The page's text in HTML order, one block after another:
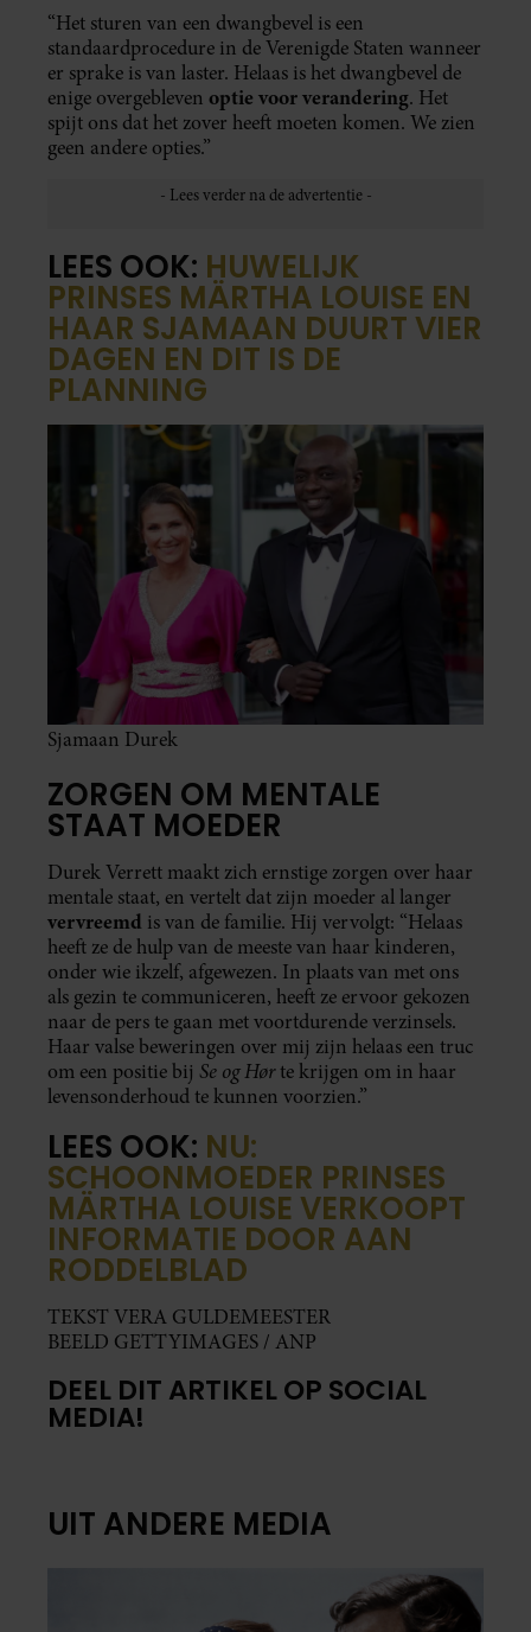
“Het sturen van een dwangbevel is een
standaardprocedure in de Verenigde Staten wanneer
er sprake is van laster. Helaas is het dwangbevel de
enige overgebleven optie voor verandering. Het
spijt ons dat het zover heeft moeten komen. We zien
geen andere opties.”
LEES OOK: HUWELIJK
PRINSES MÄRTHA LOUISE EN
HAAR SJAMAAN DUURT VIER
DAGEN EN DIT IS DE
PLANNING
Sjamaan Durek
ZORGEN OM MENTALE
STAAT MOEDER
Durek Verrett maakt zich ernstige zorgen over haar
mentale staat, en vertelt dat zijn moeder al langer
vervreemd is van de familie. Hij vervolgt: “Helaas
heeft ze de hulp van de meeste van haar kinderen,
onder wie ikzelf, afgewezen. In plaats van met ons
als gezin te communiceren, heeft ze ervoor gekozen
naar de pers te gaan met voortdurende verzinsels.
Haar valse beweringen over mij zijn helaas een truc
om een positie bij Se og Hørte krijgen om in haar
levensonderhoud te kunnen voorzien.”
LEES OOK: NU:
SCHOONMOEDER PRINSES
MÄRTHA LOUISE VERKOOPT
INFORMATIE DOOR AAN
RODDELBLAD
TEKST VERA GULDEMEESTER
BEELD GETTYIMAGES / ANP
DEEL DIT ARTIKEL OP SOCIAL
MEDIA!
UIT ANDERE MEDIA